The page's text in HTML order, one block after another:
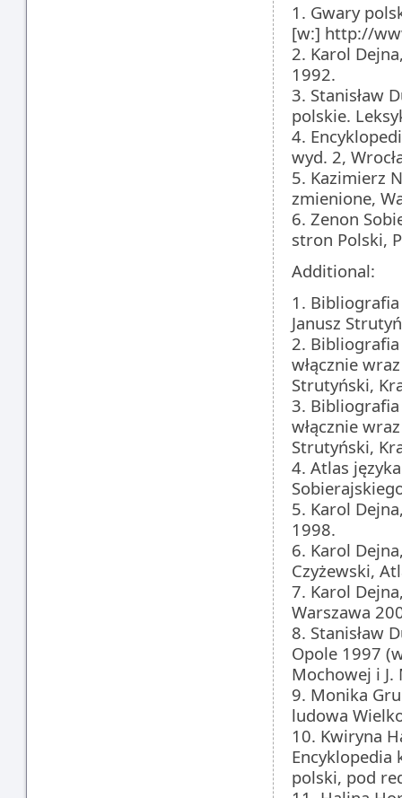
1. Gwary
[w:] http://
2. Karol
1992.
3. Stanisław
polskie.
4.
wyd. 2,
5. Kazimierz
zmienione,
6. Zenon
stron Polski,
Additional:
1.
Janusz
2.
włącznie
Strutyński,
3.
włącznie
Strutyński,
4. Atlas
5. Karol
1998.
6. Karol
Czyżewski,
7. Karol
Warszawa
8. Stanisław
Opole 1997
Mochowej i J.
9. Monika
ludowa
10. Kwiryna
Encyklopedia
polski, pod